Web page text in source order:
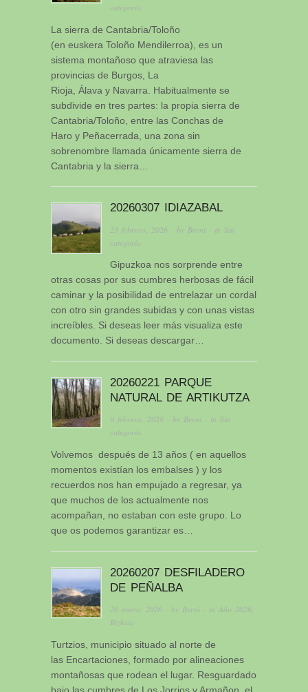
categoría
La sierra de Cantabria/Toloño​
(en euskera Toloño Mendilerroa)​, es un
sistema montañoso que atraviesa las
provincias de Burgos, La
Rioja, Álava y Navarra. Habitualmente se
subdivide en tres partes: la propia sierra de
Cantabria/Toloño, entre las Conchas de
Haro y Peñacerrada, una zona sin
sobrenombre llamada únicamente sierra de
Cantabria y la sierra…
20260307 IDIAZABAL
23 febrero, 2026 · by Berni · inSin
categoría
Gipuzkoa nos sorprende entre
otras cosas por sus cumbres herbosas de fácil
caminar y la posibilidad de entrelazar un cordal
con otro sin grandes subidas y con unas vistas
increíbles. Si deseas leer más visualiza este
documento. Si deseas descargar…
20260221 PARQUE
NATURAL DE ARTIKUTZA
9 febrero, 2026 · byBerni · inSin
categoría
Volvemos después de 13 años ( en aquellos
momentos existían los embalses ) y los
recuerdos nos han empujado a regresar, ya
que muchos de los actualmente nos
acompañan, no estaban con este grupo. Lo
que os podemos garantizar es…
20260207 DESFILADERO
DE PEÑALBA
26 enero, 2026 · byBerni · inAño 2026,
Bizkaia
Turtzios, municipio situado al norte de
las Encartaciones, formado por alineaciones
montañosas que rodean el lugar. Resguardado
bajo las cumbres de Los Jorrios y Armañon, el